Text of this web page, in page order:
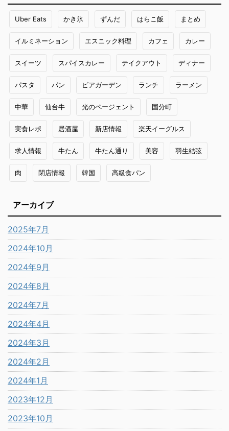
Uber Eats かき氷 ずんだ はらこ飯 まとめ
イルミネーション エスニック料理 カフェ カレー
スイーツ スパイスカレー テイクアウト ディナー
パスタ パン ビアガーデン ランチ ラーメン
中華 仙台牛 光のページェント 国分町
実食レポ 居酒屋 新店情報 楽天イーグルス
求人情報 牛たん 牛たん通り 美容 羽生結弦
肉 閉店情報 韓国 高級食パン
アーカイブ
2025年7月
2024年10月
2024年9月
2024年8月
2024年7月
2024年4月
2024年3月
2024年2月
2024年1月
2023年12月
2023年10月